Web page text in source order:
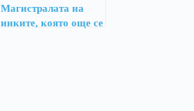
Магистралата на
инките, която още се